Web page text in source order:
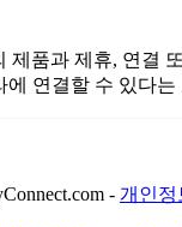
제품과 제휴, 연결
연결할 수 있다
- 개인정